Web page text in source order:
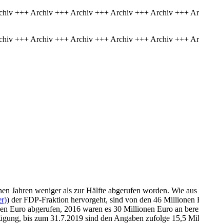
+++ Archiv +++ Archiv +++ Archiv +++ Archiv +++
+++ Archiv +++ Archiv +++ Archiv +++ Archiv +++
Jahren weniger als zur Hälfte abgerufen worden. Wie
) der FDP-Fraktion hervorgeht, sind von den 46 Millionen
abgerufen, 2016 waren es 30 Millionen Euro an
bis zum 31.7.2019 sind den Angaben zufolge 15,5